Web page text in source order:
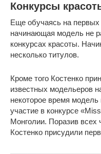
Конкурсы
Еще обучаясь на первых
начинающая модель не
конкурсах красоты.
несколько титулов.
Кроме того Костенко
известных модельеров
некоторое время
участие в конкурсе
Монголии. Поразив всех
Костенко присудили